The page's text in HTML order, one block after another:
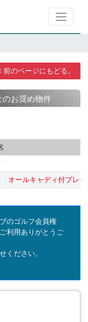
前のページにもどる。
お奨め物件
ールキャディ付プレ
のゴルフ会員権
利用ありがとうご
ください。